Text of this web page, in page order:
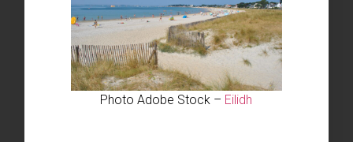
Photo Adobe Stock – Eilidh